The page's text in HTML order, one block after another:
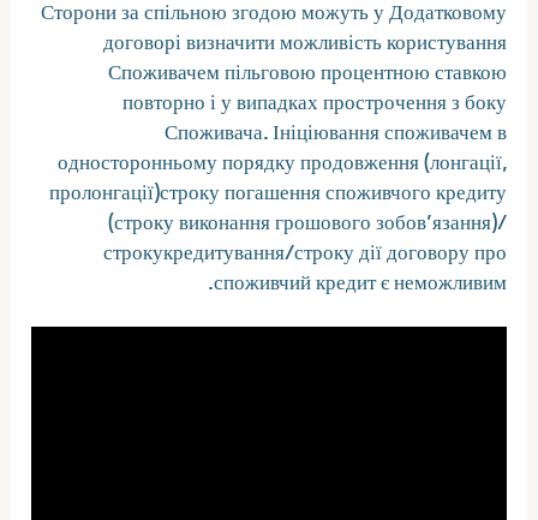
Сторони за спільною згодою можуть у Додатковому
договорі визначити можливість користування
Споживачем пільговою процентною ставкою
повторно і у випадках прострочення з боку
Споживача. Ініціювання споживачем в
односторонньому порядку продовження (лонгації,
пролонгації)строку погашення споживчого кредиту
(строку виконання грошового зобов’язання)/
строкукредитування/строку дії договору про
споживчий кредит є неможливим.